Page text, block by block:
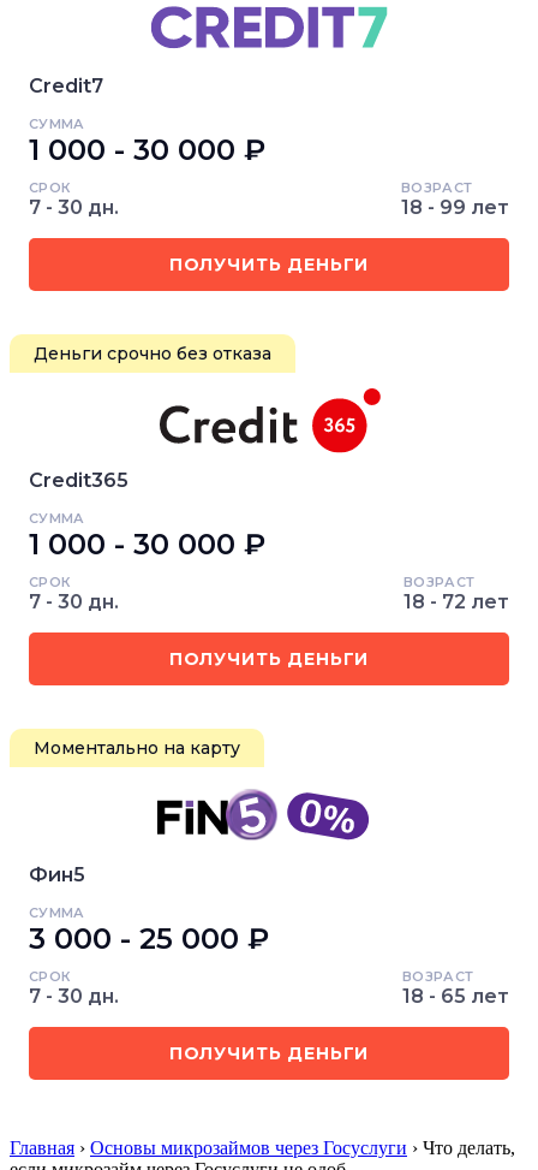
Credit7
СУММА
1 000 - 30 000 ₽
СРОК
7 - 30 дн.
ВОЗРАСТ
18 - 99 лет
ПОЛУЧИТЬ ДЕНЬГИ
Деньги срочно без отказа
Credit365
СУММА
1 000 - 30 000 ₽
СРОК
7 - 30 дн.
ВОЗРАСТ
18 - 72 лет
ПОЛУЧИТЬ ДЕНЬГИ
Моментально на карту
Фин5
СУММА
3 000 - 25 000 ₽
СРОК
7 - 30 дн.
ВОЗРАСТ
18 - 65 лет
ПОЛУЧИТЬ ДЕНЬГИ
Главная › Основы микрозаймов через Госуслуги › Что делать,